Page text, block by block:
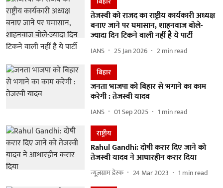
तेजस्वी को राजद का राष्ट्रीय कार्यकारी अध्यक्ष
बनाए जाने पर घमासान, शाहनवाज बोले-
ज्यादा दिन टिकने वाली नहीं है ये पार्टी
IANS 25 Jan 2026 2min read
बिहार
जनता भाजपा को बिहार से भगाने का काम
करेगी : तेजस्वी यादव
IANS 01 Sep 2025 1 min read
राष्ट्रीय
Rahul Gandhi: दोषी करार दिए जाने को
तेजस्वी यादव ने आधारहीन करार दिया
न्यूज़ग्राम डेस्क 24 Mar 2023 1 min read